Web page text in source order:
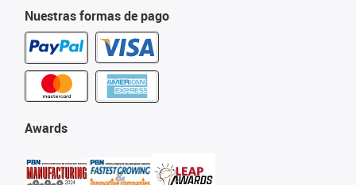
Nuestras formas de pago
Awards